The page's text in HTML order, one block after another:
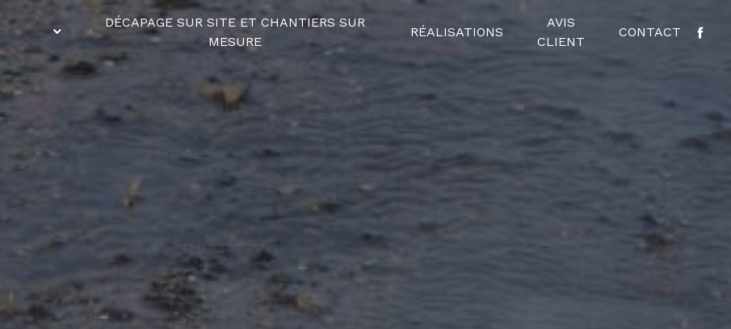
DÉCAPAGE SUR SITE ET CHANTIERS SUR
MESURE
RÉALISATIONS
AVIS
CLIENT
CONTACT